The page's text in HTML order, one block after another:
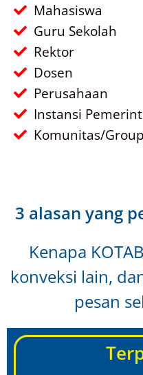
Mahasiswa
Guru Sekolah
Rektor
Dosen
Perusahaan
Instansi
Komunitas/Group
3 alasan yang
Kenapa
konveksi lain,
pesan